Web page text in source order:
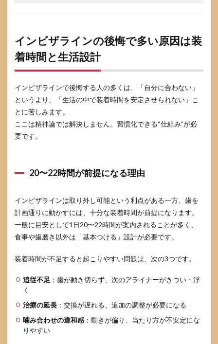
びと
相談
5.1
初診
カウ
ンセ
グで
聞く
べき
質問
テン
プレ
ンド
オピ
使い
方
5.3
自己
が難
しい
代替
6
イン
ビザ
ライ
インビザラインの後悔で多い原因は装
着時間と生活設計
インビザラインで後悔する人の多くは、「自分に合わない」
というより、「生活の中で装着時間を安定させられない」こ
とに苦しみます。
ここは精神論では解決しません。習慣化できる“仕組み”が必
要です。
20〜22時間が前提になる理由
インビザラインは取り外し可能という利点がある一方、歯を
計画通りに動かすには、十分な装着時間が前提になります。
一般に目安として1日20〜22時間が案内されることが多く、
食事や歯磨き以外は「基本つける」設計が必要です。
装着時間が不足すると起こりやすい問題は、次の3つです。
追従不足 ：歯が動き切らず、次のアライナーがきつい・浮
く
治療の延長 ：交換が遅れる、追加の調整が必要になる
噛み合わせの違和感 ：動きが偏り、当たり方が不安定にな
りやすい